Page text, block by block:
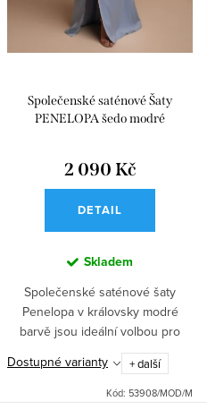
ů
t
ů
Společenské saténové Šaty
PENELOPA šedo modré
2 090 Kč
DETAIL
Skladem
Společenské saténové šaty
Penelopa v královsky modré
barvě jsou ideální volbou pro
plesovou sezónu díky svému
elegantnímu korzetovému topu a
dlouhé sukni s rozparkem.
Dostupné varianty + další
Kód: 53908/MOD/M